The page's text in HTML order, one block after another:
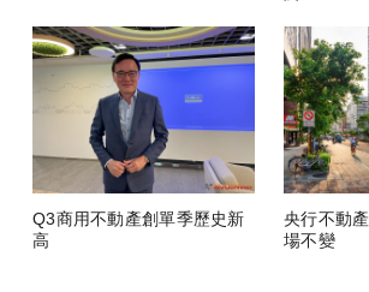
Q3商用不動產創單季歷史新
高
央行不動
場不變